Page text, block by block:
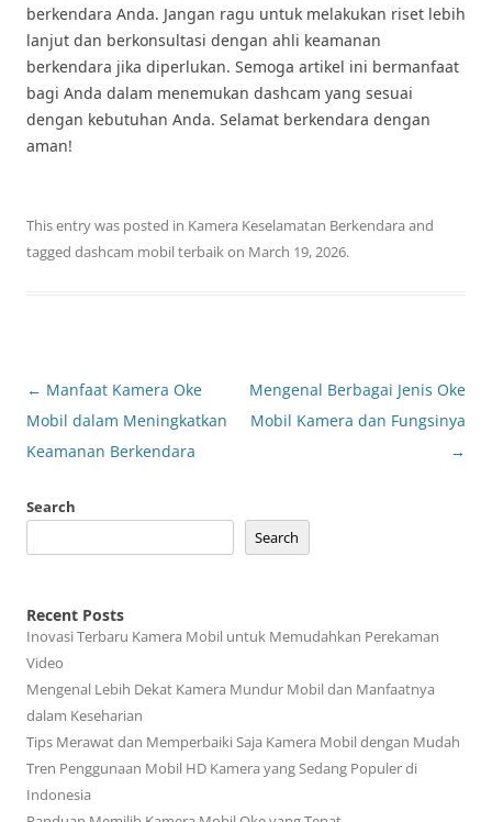
berkendara Anda. Jangan ragu untuk melakukan riset lebih
lanjut dan berkonsultasi dengan ahli keamanan
berkendara jika diperlukan. Semoga artikel ini bermanfaat
bagi Anda dalam menemukan dashcam yang sesuai
dengan kebutuhan Anda. Selamat berkendara dengan
aman!
This entry was posted in Kamera Keselamatan Berkendara and
tagged dashcam mobil terbaikon March 19, 2026.
Post
navigation
← Manfaat Kamera Oke
Mobil dalam Meningkatkan
Keamanan Berkendara
Mengenal Berbagai Jenis Oke
Mobil Kamera dan Fungsinya
→
Search
Search
Recent Posts
Inovasi Terbaru Kamera Mobil untuk Memudahkan Perekaman
Video
Mengenal Lebih Dekat Kamera Mundur Mobil dan Manfaatnya
dalam Keseharian
Tips Merawat dan Memperbaiki Saja Kamera Mobil dengan Mudah
Tren Penggunaan Mobil HD Kamera yang Sedang Populer di
Indonesia